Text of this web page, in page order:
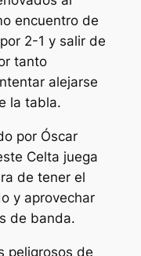
encuentro de
2-1 y salir de
tanto
alejarse
la tabla.
por Óscar
Celta juega
de tener el
y aprovechar
de banda.
peligrosos de